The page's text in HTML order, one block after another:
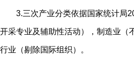
3.三次产业分类依据国家统计局
开采专业及辅助性活动），制造业（
行业（剔除国际组织）。